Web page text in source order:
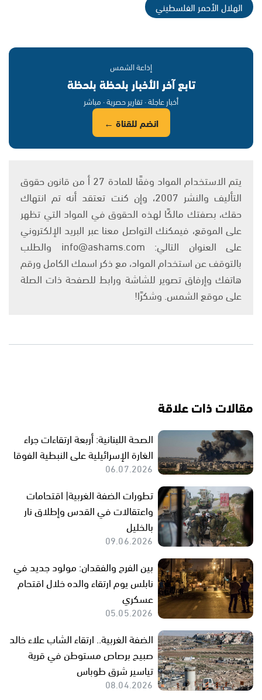
الهلال الأحمر الفلسطيني
إذاعة الشمس
تابع آخر الأخبار بلحظة بلحظة
أخبار عاجلة · تقارير حصرية · مباشر
انضم للقناة ←
يتم الاستخدام المواد وفقًا للمادة 27 أ من قانون حقوق
التأليف والنشر 2007، وإن كنت تعتقد أنه تم انتهاك
حقك، بصفتك مالكًا لهذه الحقوق في المواد التي تظهر
على الموقع، فيمكنك التواصل معنا عبر البريد الإلكتروني
على العنوان التالي: info@ashams.com والطلب
بالتوقف عن استخدام المواد، مع ذكر اسمك الكامل ورقم
هاتفك وإرفاق تصوير للشاشة ورابط للصفحة ذات الصلة
على موقع الشمس. وشكرًا!
مقالات ذات علاقة
الصحة اللبنانية: أربعة ارتقاءات جراء
الغارة الإسرائيلية على النبطية الفوقا
06.07.2026
تطورات الضفة الغربية| اقتحامات
واعتقالات في القدس وإطلاق نار
بالخليل
09.06.2026
بين الفرح والفقدان: مولود جديد في
نابلس يوم ارتقاء والده خلال اقتحام
عسكري
05.05.2026
الضفة الغربية.. ارتقاء الشاب علاء خالد
صبيح برصاص مستوطن في قرية
تياسير شرق طوباس
08.04.2026